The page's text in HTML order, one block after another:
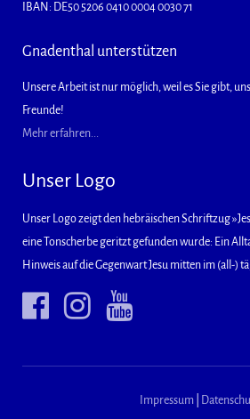
IBAN: DE50 5206 0410 0004 0030 71
Gnadenthal unterstützen
Unsere Arbeit ist nur möglich, weil es Sie gibt,
Freunde!
Mehr erfahren...
Unser Logo
Unser Logo zeigt den hebräischen Schriftzug
eine Tonscherbe geritzt gefunden wurde: Ein
Hinweis auf die Gegenwart Jesu mitten im (all-)
Impressum